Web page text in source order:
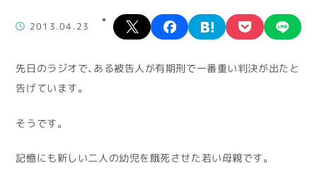
2013.04.23
X facebookhatena pocket
先日のラジオで、ある被告人が有期刑で一番重い判決が出たと
告げています。
そうです。
記憶にも新しい二人の幼児を餓死させた若い母親です。